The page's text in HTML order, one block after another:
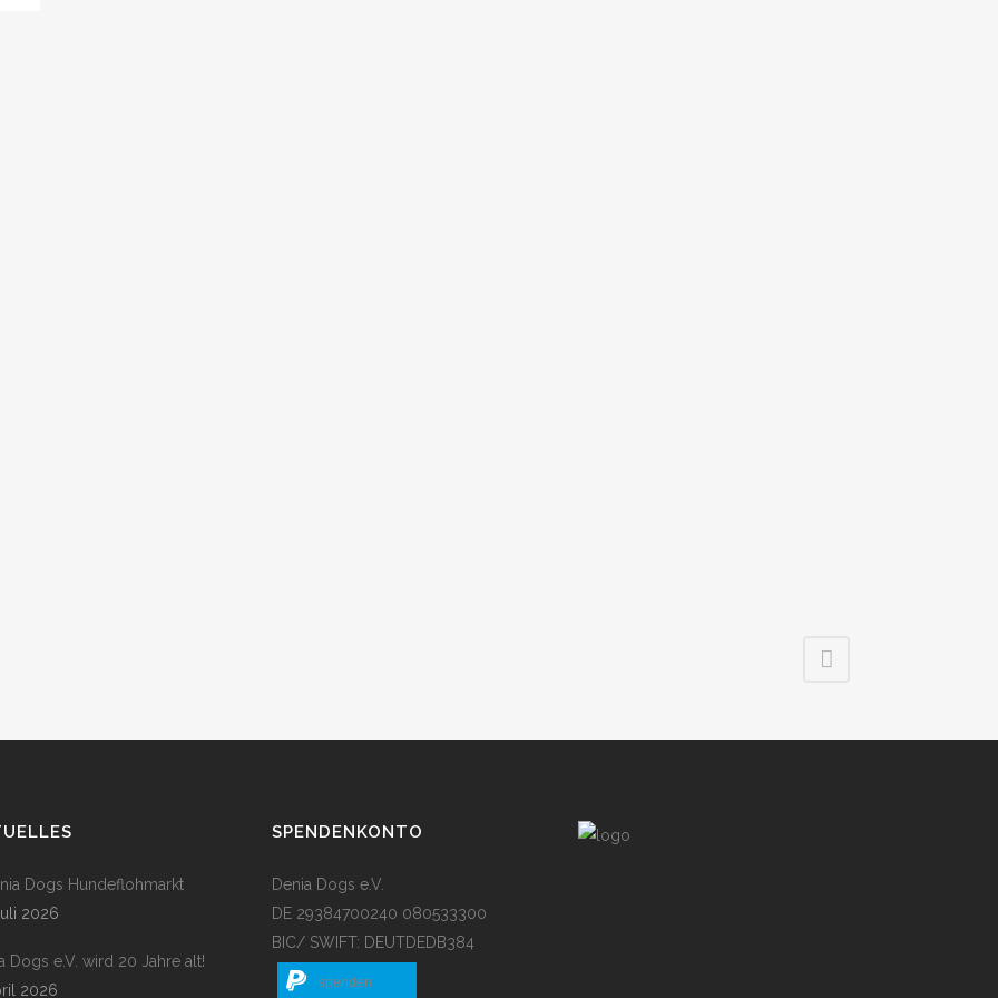
Dogs Hundeflohmarkt
2026
Dogs e.V. wird 20 Jahre alt!
2026
SPENDENKONTO
Denia Dogs e.V.
DE 29384700240 080533300
BIC/ SWIFT: DEUTDEDB384
spenden